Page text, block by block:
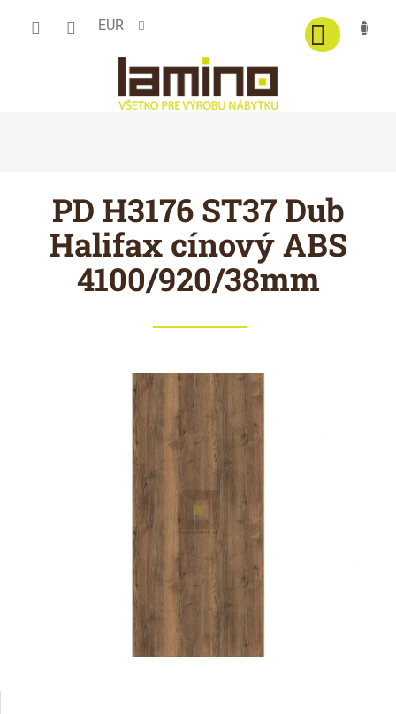
EUR
PD H3176 ST37 Dub
Halifax cínový ABS
4100/920/38mm